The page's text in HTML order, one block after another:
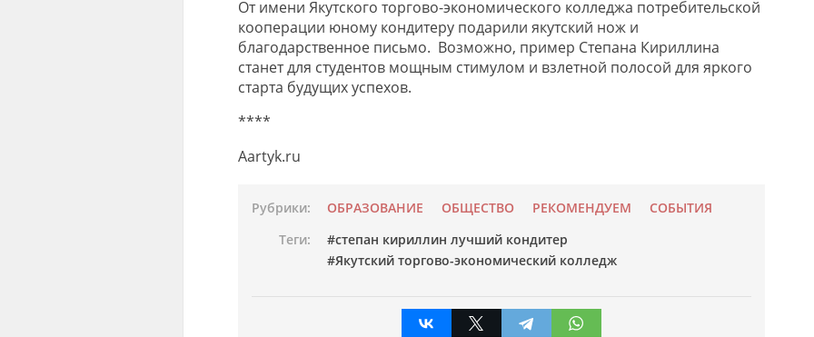
От имени Якутского торгово-экономического колледжа потребительской
кооперации юному кондитеру подарили якутский нож и
благодарственное письмо. Возможно, пример Степана Кириллина
станет для студентов мощным стимулом и взлетной полосой для яркого
старта будущих успехов.
****
Aartyk.ru
Рубрики: ОБРАЗОВАНИЕ ОБЩЕСТВО РЕКОМЕНДУЕМ
СОБЫТИЯ
Теги:
степан кириллин лучший кондитер
Якутский торгово-экономический колледж